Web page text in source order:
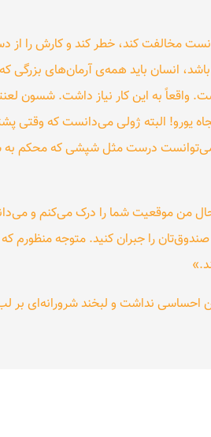
مخالفت کند، خطر کند و کارش را
انسان باید همه‌ی آرمان‌های بزرگی
واقعاً به این کار نیاز داشت. شسون
یورو! البته ژولی می‌دانست که
درست مثل شپشی که محکم به
من موقعیت شما را درک می‌کنم و
را جبران کنید. متوجه
احساسی نداشت و لبخند شرورانه‌ای بر